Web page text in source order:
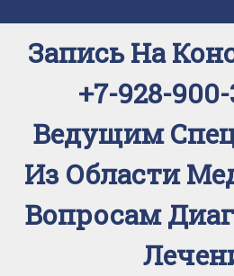
к
содержимому
Запись На
+7-928-
Ведущим
Из Области
Вопросам